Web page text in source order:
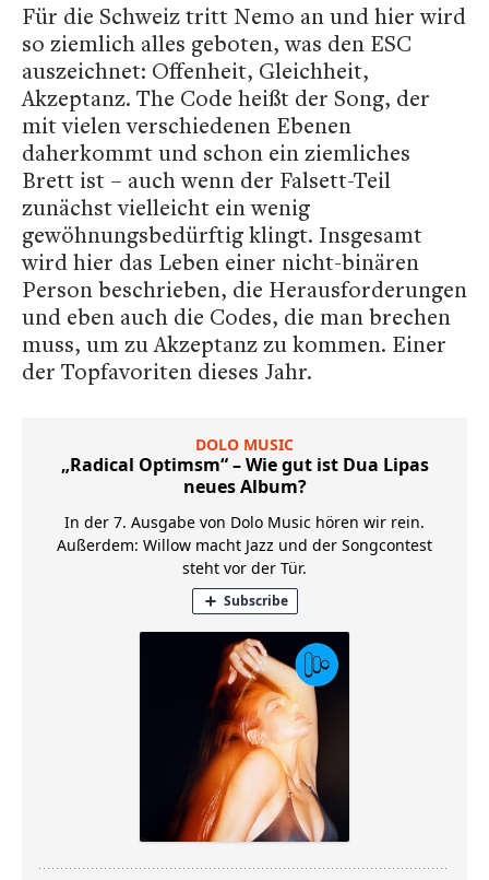
Für die Schweiz tritt Nemo an und hier wird
so ziemlich alles geboten, was den ESC
auszeichnet: Offenheit, Gleichheit,
Akzeptanz. The Code heißt der Song, der
mit vielen verschiedenen Ebenen
daherkommt und schon ein ziemliches
Brett ist – auch wenn der Falsett-Teil
zunächst vielleicht ein wenig
gewöhnungsbedürftig klingt. Insgesamt
wird hier das Leben einer nicht-binären
Person beschrieben, die Herausforderungen
und eben auch die Codes, die man brechen
muss, um zu Akzeptanz zu kommen. Einer
der Topfavoriten dieses Jahr.